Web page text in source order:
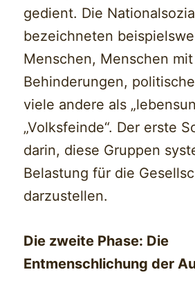
gedient. Die
bezeichneten
Menschen, Menschen mit
Behinderungen,
viele andere als
„Volksfeinde“. Der erste
darin, diese Gruppen
Belastung für die
darzustellen.
Die zweite Phase: Die
Entmenschlichung der